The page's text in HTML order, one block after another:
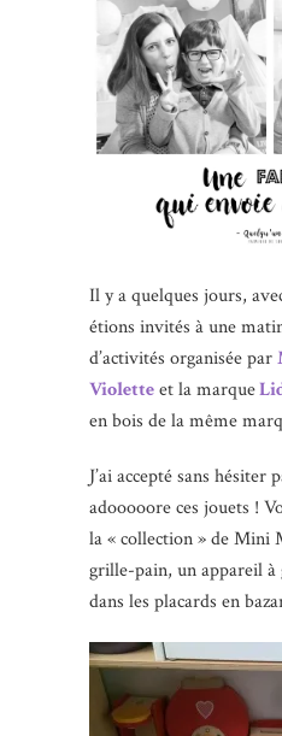
Il y a quelques jours,
étions invités à une
d’activités organisée par
Violetteet la marque
en bois de la même
J’ai accepté sans hésiter
adooooore ces jouets !
la « collection » de Mini
grille-pain, un appareil
dans les placards en